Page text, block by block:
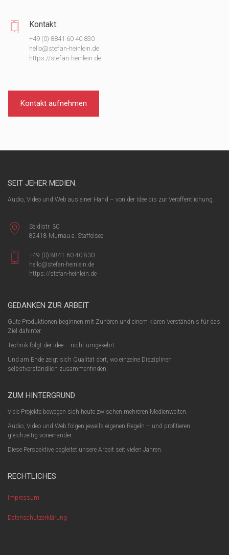
Kontakt:
+49 (0) 8841 60 40 830
hello@stefan-heinlein.de
https://stefan-heinlein.de
Kontakt aufnehmen
SEIT JEHER MEDIEN.
Audio, Video und Web aus einer Hand – von der Idee bis zur Veröffentlichung.
Seidlstr. 30
82418 Murnau a. Staffelsee
+49 (0) 8841 60 40 830
hello@stefan-heinlein.de
https://stefan-heinlein.de
GEDANKEN ZUR ARBEIT
Gute Produktionen beginnen mit Zuhören und einem klaren Verständnis für das
Ziel dahinter.
Technik folgt der Idee – nicht umgekehrt.
Und am Ende zeigt sich Qualität dort, wo einzelne Disziplinen
selbstverständlich zusammenfinden.
ZUM HINTERGRUND
Viele Projekte bewegen sich heute zwischen mehreren Medienwelten.
Audio, Video und Web folgen jeweils eigenen Regeln – und profitieren
gleichzeitig voneinander.
Diese Perspektive begleitet unsere Arbeit seit vielen Jahren.
RECHTLICHES
Impressum
Datenschutzerklärung